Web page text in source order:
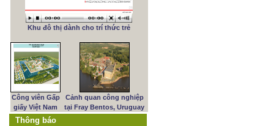
Khu đô thị dành cho trí thức trẻ
Công viên Gấp
giấy Việt Nam
Cảnh quan công nghiệp
tại Fray Bentos, Uruguay
Thông báo